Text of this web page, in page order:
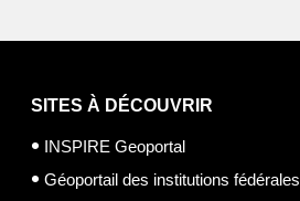
SITES À DÉCOUVRIR
INSPIRE Geoportal
Géoportail des institutions fédérales